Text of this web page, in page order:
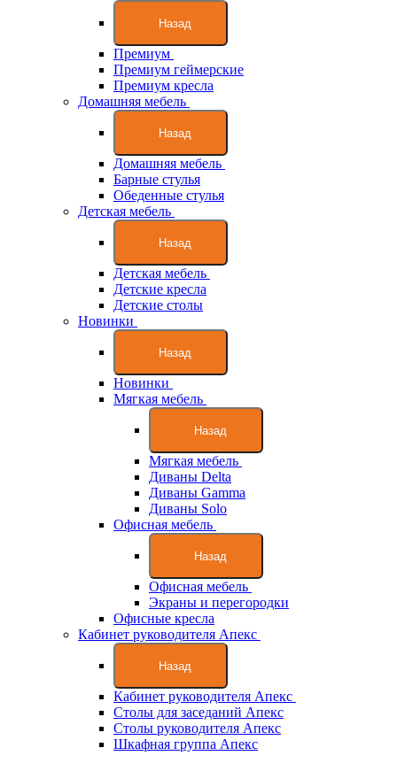
Назад
Премиум
Премиум геймерские
Премиум кресла
Домашняя мебель
Назад
Домашняя мебель
Барные стулья
Обеденные стулья
Детская мебель
Назад
Детская мебель
Детские кресла
Детские столы
Новинки
Назад
Новинки
Мягкая мебель
Назад
Мягкая мебель
Диваны Delta
Диваны Gamma
Диваны Solo
Офисная мебель
Назад
Офисная мебель
Экраны и перегородки
Офисные кресла
Кабинет руководителя Апекс
Назад
Кабинет руководителя Апекс
Столы для заседаний Апекс
Столы руководителя Апекс
Шкафная группа Апекс